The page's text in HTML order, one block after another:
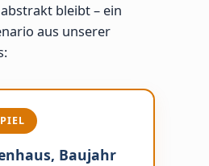
bleibt – ein
aus unserer
Baujahr